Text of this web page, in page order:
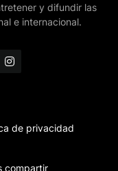
y difundir las
e internacional.
compartir
de privacidad